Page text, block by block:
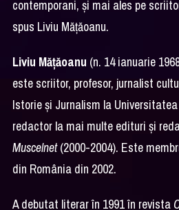
contemporani, și mai ales pe
spus Liviu Mățăoanu.
Liviu Mățăoanu (n. 14 ianuarie
este scriitor, profesor, jurnalist
Istorie și Jurnalism la
redactor la mai multe edituri și
Muscelnet(2000-2004). Este
din România din 2002.
A debutat literar în 1991 în revista